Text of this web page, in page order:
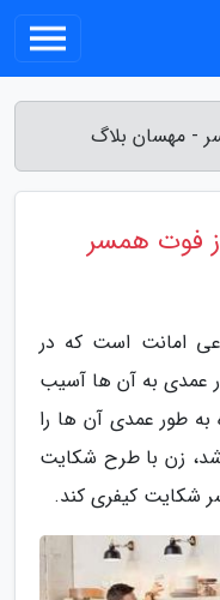
- مهسان بلاگ
فوت همسر
امانت است که در
عمدی به آن ها آسیب
به طور عمدی آن ها را
زن با طرح شکایت
شکایت کیفری کند.